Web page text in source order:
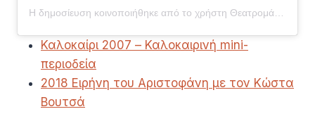
Καλοκαίρι 2007 – Καλοκαιρινή mini-
περιοδεία
2018 Ειρήνη του Αριστοφάνη με τον Κώστα
Βουτσά